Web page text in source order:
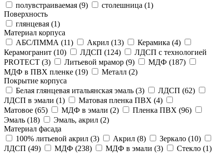
полувстраиваемая (9) столешница (1)
Поверхность
глянцевая (1)
Материал корпуса
АБС/ПММА (11) Акрил (13) Керамика (4)
Керамогранит (10) ЛДСП (124)
ЛДСП с технологией
PROTECT (3) Литьевой мрамор (9) МДФ (187)
МДФ в ПВХ пленке (19) Металл (2)
Покрытие корпуса
Белая глянцевая итальянская эмаль (3) ЛДСП (62)
ЛДСП в эмали (1) Матовая пленка ПВХ (4)
Матовое (65) МДФ в эмали (2) Пленка ПВХ (96)
Эмаль (18) Эмаль, акрил (2)
Материал фасада
100% литьевой акрил (3) Акрил (8) Зеркало (10)
ЛДСП (49) МДФ (238) МДФ в эмали (3) Стекло (1)